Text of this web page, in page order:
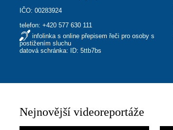
IČO: 00283924
telefon:+420 577 630 111
infolinka s online přepisem řeči pro osoby s
postižením sluchu
datová schránka: ID: 5ttb7bs
Nejnovější videoreportáže